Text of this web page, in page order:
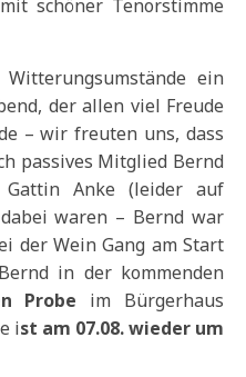
ein
der allen viel Freude
– wir freuten uns, dass
passives Mitglied Bernd
Anke (leider auf
waren – Bernd war
der Wein Gang am Start
in der kommenden
Probe im Bürgerhaus
ist am 07.08. wieder um